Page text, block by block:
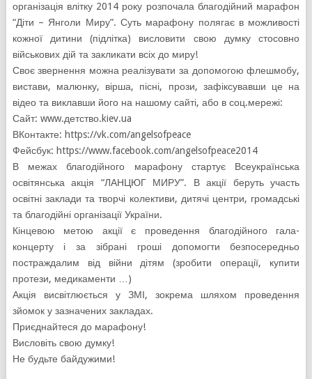
організація влітку 2014 року розпочала благодійний марафон
“Діти – Янголи Миру”. Суть марафону полягає в можливості
кожної дитини (підлітка) висловити свою думку стосовно
військових дій та закликати всіх до миру!
Своє звернення можна реалізувати за допомогою флешмобу,
вистави, малюнку, вірша, пісні, прози, зафіксувавши це на
відео та виклавши його на нашому сайті, або в соц.мережі:
Сайт: www.детство.kiev.ua
ВКонтакте: https://vk.com/angelsofpeace
Фейсбук: https://www.facebook.com/angelsofpeace2014
В межах благодійного марафону стартує Всеукраїнська
освітянська акція “ЛАНЦЮГ МИРУ”. В акції беруть участь
освітні заклади та творчі колективи, дитячі центри, громадські
та благодійні організації України.
Кінцевою метою акції є проведення благодійного гала-
концерту і за зібрані гроші допомогти безпосередньо
постраждалим від війни дітям (зробити операції, купити
протези, медикаменти …)
Акція висвітлюється у ЗМІ, зокрема шляхом проведення
зйомок у зазначених закладах.
Приєднайтеся до марафону!
Висловіть свою думку!
Не будьте байдужими!